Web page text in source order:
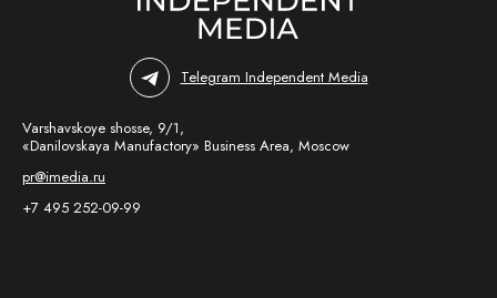
Telegram Independent Media
Varshavskoye shosse, 9/1,
«Danilovskaya Manufactory» Business Area, Moscow
pr@imedia.ru
+7 495 252-09-99